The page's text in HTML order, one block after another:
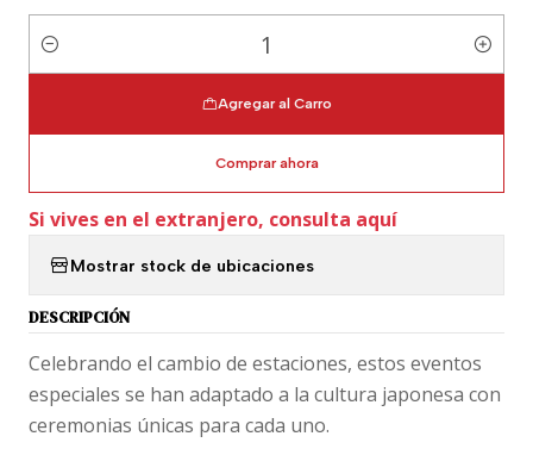
Cantidad
Agregar al Carro
Comprar ahora
Si vives en el extranjero, consulta aquí
Mostrar stock de ubicaciones
DESCRIPCIÓN
Celebrando el cambio de estaciones, estos eventos
especiales se han adaptado a la cultura japonesa con
ceremonias únicas para cada uno.